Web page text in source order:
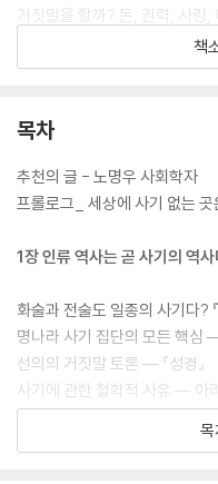
거짓말을 할까? 돈, 권력, 사랑
려워하거나 기대하는 것은 무
철학, 역사, 고전 등 다양한 분
눈뜨고, 사기를 핵심적이고 거
사회학자는 추천의 글에서 “사
을 연결하는 멋진 다리를 놓는
책
목차
추천의 글 - 노명우 사회학자
프롤로그_ 세상에 사기 없는 곳
1장 인류 역사는 곧 사기의 역
화술과 전술도 일종의 사기다?
명나라 사기 집단의 모든 핵심 ―
선의의 거짓말 토론 ― 『성경』
사기에 관한 철학적 사유 ― 아
2장 아무도 믿지 않으면 속지
목